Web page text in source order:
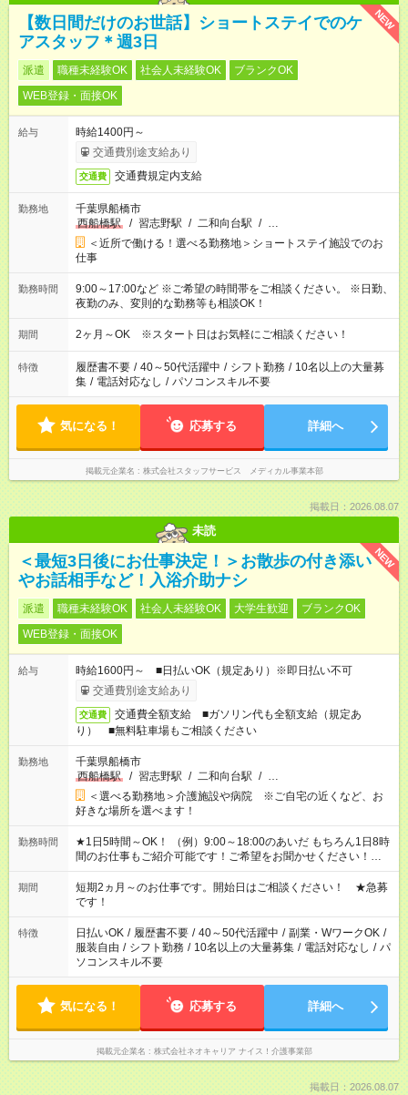
NEW
【数日間だけのお世話】ショートステイでのケ
アスタッフ＊週3日
派遣 職種未経験OK 社会人未経験OK
ブランクOK
WEB登録・面接OK
給与
時給1400円～
交通費別途支給あり
交通費 交通費規定内支給
勤務地
千葉県船橋市
西船橋駅
/ 習志野駅 / 二和向台駅 / …
＜近所で働ける！選べる勤務地＞ショートステイ施設でのお
仕事
勤務時間
9:00～17:00など ※ご希望の時間帯をご相談ください。 ※日勤、
夜勤のみ、変則的な勤務等も相談OK！
期間 2ヶ月～OK ※スタート日はお気軽にご相談ください！
特徴 履歴書不要 / 40～50代活躍中 / シフト勤務 / 10名以上の大量募
集 / 電話対応なし / パソコンスキル不要
気になる！ 応募する 詳細へ
掲載元企業名 株式会社スタッフサービス メディカル事業本部
掲載日：2026.08.07
未読
NEW
＜最短3日後にお仕事決定！＞お散歩の付き添い
やお話相手など！入浴介助ナシ
派遣 職種未経験OK 社会人未経験OK 大学生歓迎
ブランクOK
WEB登録・面接OK
給与
時給1600円～ ■日払いOK（規定あり）※即日払い不可
交通費別途支給あり
交通費
交通費全額支給 ■ガソリン代も全額支給（規定あ
り） ■無料駐車場もご相談ください
勤務地
千葉県船橋市
西船橋駅
/ 習志野駅 / 二和向台駅 / …
＜選べる勤務地＞介護施設や病院 ※ご自宅の近くなど、お
好きな場所を選べます！
勤務時間
★1日5時間～OK！ （例）9:00～18:00のあいだ もちろん1日8時
間のお仕事もご紹介可能です！ご希望をお聞かせください！★家
庭の都合でお休みが必要な場合も遠慮なくご相談ください。 ※
週最低15時間以上の勤務が必要です
期間
短期2ヵ月～のお仕事です。開始日はご相談ください！ ★急募
です！
特徴 日払いOK / 履歴書不要 / 40～50代活躍中 / 副業・WワークOK /
服装自由 / シフト勤務 / 10名以上の大量募集 / 電話対応なし / パ
ソコンスキル不要
気になる！ 応募する 詳細へ
掲載元企業名 株式会社ネオキャリア ナイス！介護事業部
掲載日：2026.08.07